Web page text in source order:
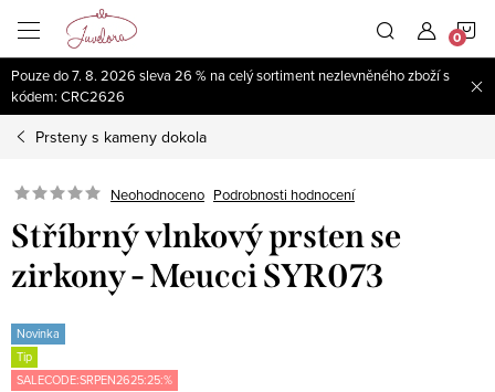
obsah
Pouze do 7. 8. 2026 sleva 26 % na celý sortiment nezlevněného zboží s
kódem: CRC2626
Prsteny s kameny dokola
Neohodnoceno Podrobnosti hodnocení
Stříbrný vlnkový prsten se
zirkony - Meucci SYR073
Novinka
Tip
SALECODE:SRPEN2625:25:%